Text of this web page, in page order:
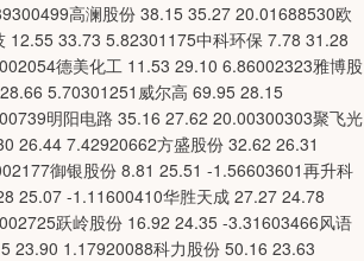
高澜股份 38.15 35.27 20.01688530欧
33.73 5.82301175中科环保 7.78 31.28
德美化工 11.53 29.10 6.86002323雅博股
5.70301251威尔高 69.95 28.15
明阳电路 35.16 27.62 20.00300303聚飞光
26.44 7.42920662方盛股份 32.62 26.31
御银股份 8.81 25.51 -1.56603601再升科
25.07 -1.11600410华胜天成 27.27 24.78
跃岭股份 16.92 24.35 -3.31603466风语
23.90 1.17920088科力股份 50.16 23.63